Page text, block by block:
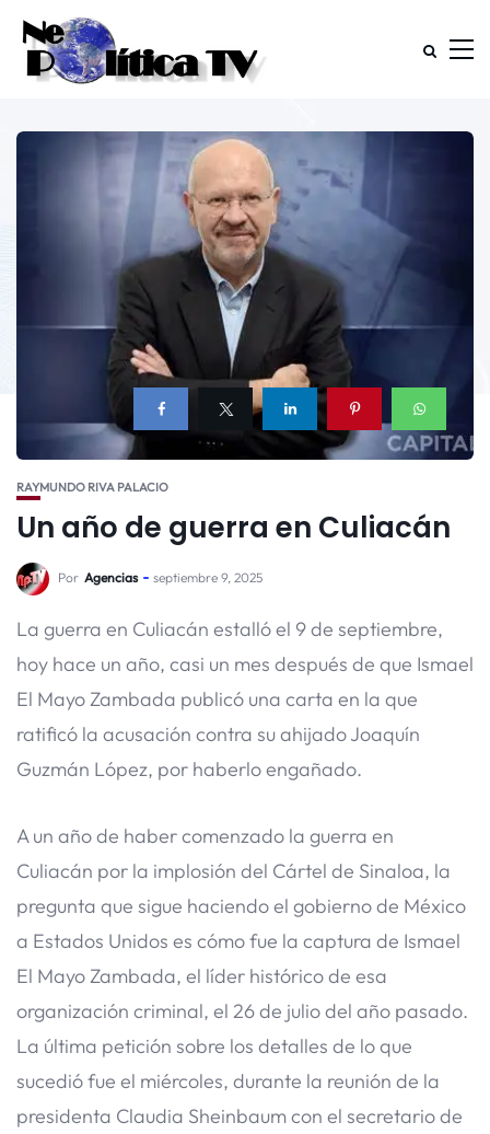
RAYMUNDO RIVA PALACIO
Un año de guerra en Culiacán
Por Agencias septiembre 9, 2025
La guerra en Culiacán estalló el 9 de septiembre,
hoy hace un año, casi un mes después de que Ismael
El Mayo Zambada publicó una carta en la que
ratificó la acusación contra su ahijado Joaquín
Guzmán López, por haberlo engañado.
A un año de haber comenzado la guerra en
Culiacán por la implosión del Cártel de Sinaloa, la
pregunta que sigue haciendo el gobierno de México
a Estados Unidos es cómo fue la captura de Ismael
El Mayo Zambada, el líder histórico de esa
organización criminal, el 26 de julio del año pasado.
La última petición sobre los detalles de lo que
sucedió fue el miércoles, durante la reunión de la
presidenta Claudia Sheinbaum con el secretario de